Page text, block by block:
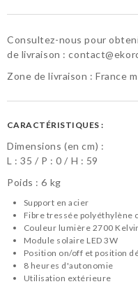
Consultez-nous pour
de livraison :
Zone de livraison : France
CARACTÉRISTIQUES :
Dimensions (en cm) :
L :35 P :0 H : 59
Poids : 6 kg
Support en acier
Fibre tressée polyéthylène
Couleur lumière 2700
Module solaire LED 3W
Position on/off et position
8 heures d'autonomie
Utilisation extérieure